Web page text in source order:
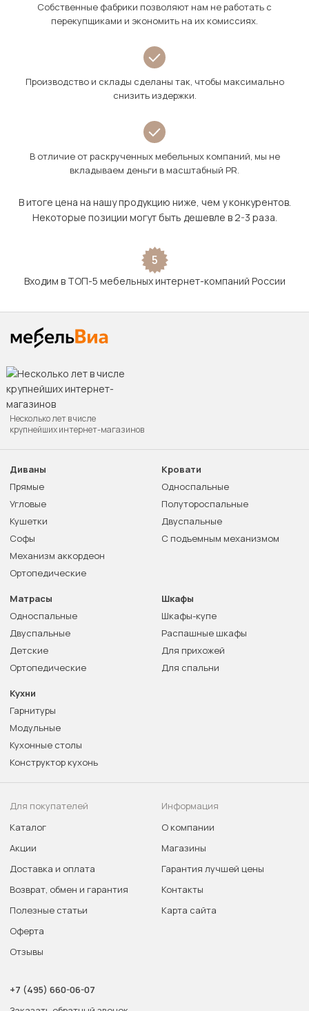
Собственные фабрики позволяют нам не работать с
перекупщиками и экономить на их комиссиях.
Производство и склады сделаны так, чтобы максимально
снизить издержки.
В отличие от раскрученных мебельных компаний, мы не
вкладываем деньги в масштабный PR.
В итоге цена на нашу продукцию ниже, чем у конкурентов.
Некоторые позиции могут быть дешевле в 2-3 раза.
5
Входим в ТОП-5 мебельных интернет-компаний России
Несколько лет в числе
крупнейших интернет-магазинов
Диваны
Прямые
Угловые
Кушетки
Софы
Механизм аккордеон
Ортопедические
Кровати
Односпальные
Полутороспальные
Двуспальные
С подъемным механизмом
Матрасы
Односпальные
Двуспальные
Детские
Ортопедические
Шкафы
Шкафы-купе
Распашные шкафы
Для прихожей
Для спальни
Кухни
Гарнитуры
Модульные
Кухонные столы
Конструктор кухонь
Для покупателей
Каталог
Акции
Доставка и оплата
Возврат, обмен и гарантия
Полезные статьи
Оферта
Отзывы
Информация
О компании
Магазины
Гарантия лучшей цены
Контакты
Карта сайта
+7 (495) 660-06-07